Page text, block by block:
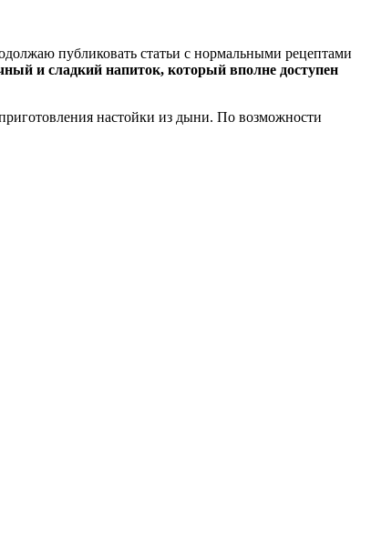
публиковать статьи с нормальными рецептами
и сладкий напиток, который вполне доступен
настойки из дыни. По возможности